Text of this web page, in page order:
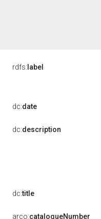
rdfs: label
dc:date
dc:description
dc:title
arco:catalogueNumber